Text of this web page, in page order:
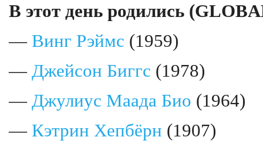
В этот день родились
— Винг Рэймс (1959)
— Джейсон Биггс (1978)
— Джулиус Маада Био (1964)
— Кэтрин Хепбёрн (1907)